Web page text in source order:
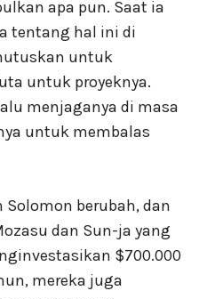
apa pun. Saat ia
tentang hal ini di
untuk
untuk proyeknya.
menjaganya di masa
untuk membalas
berubah, dan
dan Sun-ja yang
$700.000
mereka juga